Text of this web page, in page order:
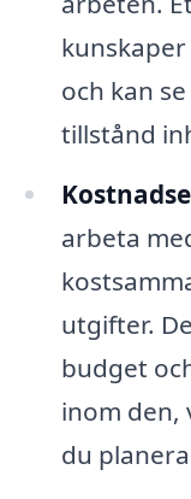
och kan
tillstånd
arbeta
utgifter.
budget
inom den,
du